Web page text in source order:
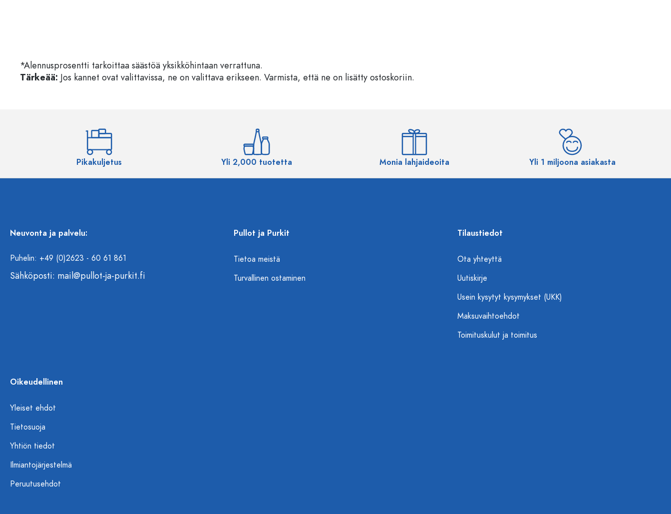
*Alennusprosentti tarkoittaa säästöä yksikköhintaan verrattuna.
Tärkeää: Jos kannet ovat valittavissa, ne on valittava erikseen. Varmista, että ne on lisätty ostoskoriin.
Pikakuljetus Yli 2,000 tuotetta Monia lahjaideoita Yli 1 miljoona asiakasta
Neuvonta ja palvelu:
Puhelin: +49 (0)2623 - 60 61 861
Sähköposti: mail@pullot-ja-purkit.fi
Pullot ja Purkit
Tietoa meistä
Turvallinen ostaminen
Tilaustiedot
Ota yhteyttä
Uutiskirje
Usein kysytyt kysymykset (UKK)
Maksuvaihtoehdot
Toimituskulut ja toimitus
Oikeudellinen
Yleiset ehdot
Tietosuoja
Yhtiön tiedot
Ilmiantojärjestelmä
Peruutusehdot